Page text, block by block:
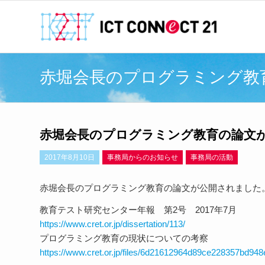
赤堀会長のプログラミング
赤堀会長のプログラミング教育の論文
2017年8月10日 事務局からのお知らせ 事務局の活動
赤堀会長のプログラミング教育の論文が公開されました
教育テスト研究センター年報 第2号 2017年7月
https://www.cret.or.jp/dissertation/113/
プログラミング教育の現状についての考察
https://www.cret.or.jp/files/